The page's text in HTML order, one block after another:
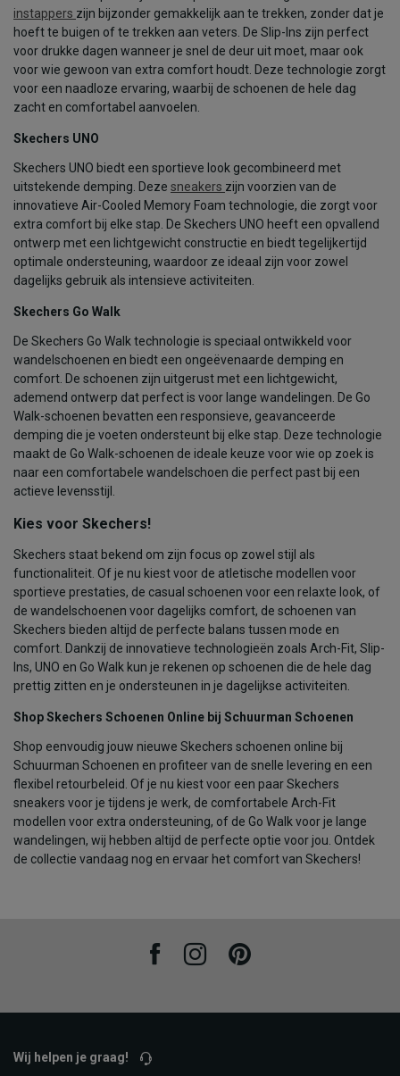
instappers zijn bijzonder gemakkelijk aan te trekken, zonder dat je
hoeft te buigen of te trekken aan veters. De Slip-Ins zijn perfect
voor drukke dagen wanneer je snel de deur uit moet, maar ook
voor wie gewoon van extra comfort houdt. Deze technologie zorgt
voor een naadloze ervaring, waarbij de schoenen de hele dag
zacht en comfortabel aanvoelen.
Skechers UNO
Skechers UNO biedt een sportieve look gecombineerd met
uitstekende demping. Deze sneakers zijn voorzien van de
innovatieve Air-Cooled Memory Foam technologie, die zorgt voor
extra comfort bij elke stap. De Skechers UNO heeft een opvallend
ontwerp met een lichtgewicht constructie en biedt tegelijkertijd
optimale ondersteuning, waardoor ze ideaal zijn voor zowel
dagelijks gebruik als intensieve activiteiten.
Skechers Go Walk
De Skechers Go Walk technologie is speciaal ontwikkeld voor
wandelschoenen en biedt een ongeëvenaarde demping en
comfort. De schoenen zijn uitgerust met een lichtgewicht,
ademend ontwerp dat perfect is voor lange wandelingen. De Go
Walk-schoenen bevatten een responsieve, geavanceerde
demping die je voeten ondersteunt bij elke stap. Deze technologie
maakt de Go Walk-schoenen de ideale keuze voor wie op zoek is
naar een comfortabele wandelschoen die perfect past bij een
actieve levensstijl.
Kies voor Skechers!
Skechers staat bekend om zijn focus op zowel stijl als
functionaliteit. Of je nu kiest voor de atletische modellen voor
sportieve prestaties, de casual schoenen voor een relaxte look, of
de wandelschoenen voor dagelijks comfort, de schoenen van
Skechers bieden altijd de perfecte balans tussen mode en
comfort. Dankzij de innovatieve technologieën zoals Arch-Fit, Slip-
Ins, UNO en Go Walk kun je rekenen op schoenen die de hele dag
prettig zitten en je ondersteunen in je dagelijkse activiteiten.
Shop Skechers Schoenen Online bij Schuurman Schoenen
Shop eenvoudig jouw nieuwe Skechers schoenen online bij
Schuurman Schoenen en profiteer van de snelle levering en een
flexibel retourbeleid. Of je nu kiest voor een paar Skechers
sneakers voor je tijdens je werk, de comfortabele Arch-Fit
modellen voor extra ondersteuning, of de Go Walk voor je lange
wandelingen, wij hebben altijd de perfecte optie voor jou. Ontdek
de collectie vandaag nog en ervaar het comfort van Skechers!
FacebookInstagramPinterest
Wij helpen je graag!